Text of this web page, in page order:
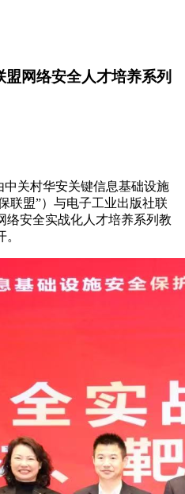
网络安全人才培养系列
中关村华安关键信息基础设施
联盟”）与电子工业出版社联
络安全实战化人才培养系列教